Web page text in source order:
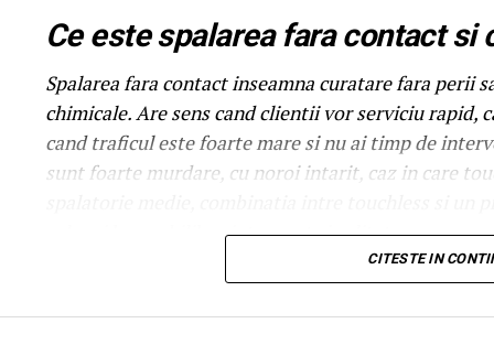
Ce este spalarea fara contact si
Spalarea fara contact inseamna curatare fara perii
chimicale. Are sens cand clientii vor serviciu rapid,
cand traficul este foarte mare si nu ai timp de
sunt foarte murdare, cu noroi intarit, caz in care
cel mai bun echilibru intre cost si calitate.
Ce trebuie sa contina o spuma
CITESTE IN